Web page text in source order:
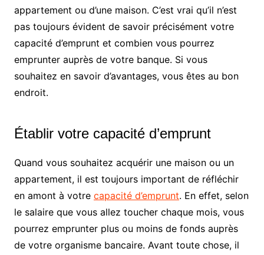
appartement ou d’une maison. C’est vrai qu’il n’est
pas toujours évident de savoir précisément votre
capacité d’emprunt et combien vous pourrez
emprunter auprès de votre banque. Si vous
souhaitez en savoir d’avantages, vous êtes au bon
endroit.
Établir votre capacité d’emprunt
Quand vous souhaitez acquérir une maison ou un
appartement, il est toujours important de réfléchir
en amont à votre capacité d’emprunt. En effet, selon
le salaire que vous allez toucher chaque mois, vous
pourrez emprunter plus ou moins de fonds auprès
de votre organisme bancaire. Avant toute chose, il